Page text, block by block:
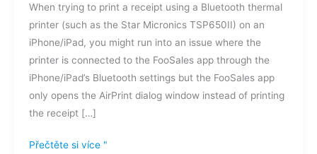
When trying to print a receipt using a Bluetooth thermal
printer (such as the Star Micronics TSP650II) on an
iPhone/iPad, you might run into an issue where the
printer is connected to the FooSales app through the
iPhone/iPad’s Bluetooth settings but the FooSales app
only opens the AirPrint dialog window instead of printing
the receipt […]
na
termální
tiskárně
Bluetooth?
Přečtěte si více "